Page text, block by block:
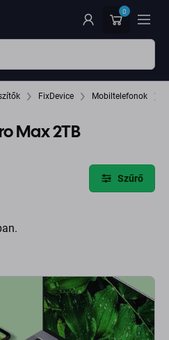
0
FixDevice Mobiltelefonok
Max 2TB
Szűrő